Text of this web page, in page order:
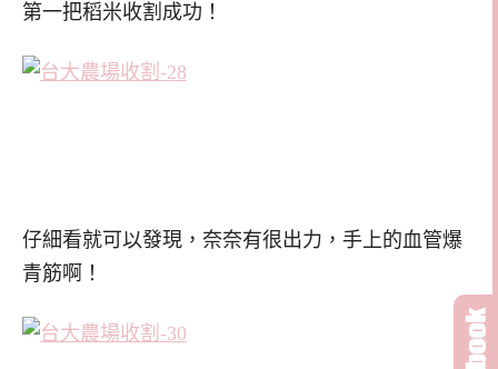
第一把稻米收割成功！
仔細看就可以發現，奈奈有很出力，手上的血管爆
青筋啊！